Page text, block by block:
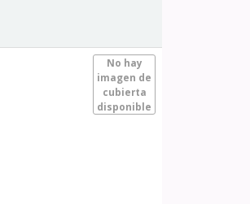
No hay
imagen de
cubierta
disponible